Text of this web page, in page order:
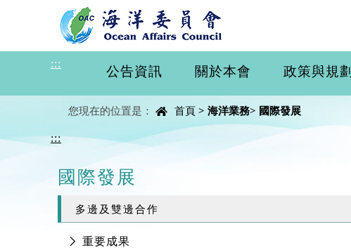
進入內容區塊
:::
公告資訊 關於本會 政策與規劃
您現在的位置是： 首頁 > 海洋業務> 國際發展
:::
國際發展
中央內容區塊
多邊及雙邊合作
重要成果